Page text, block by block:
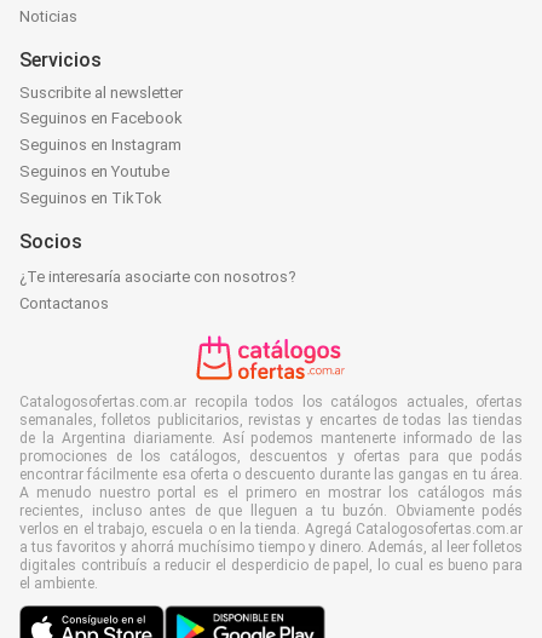
Noticias
Servicios
Suscribite al newsletter
Seguinos en Facebook
Seguinos en Instagram
Seguinos en Youtube
Seguinos en TikTok
Socios
¿Te interesaría asociarte con nosotros?
Contactanos
Catalogosofertas.com.ar recopila todos los catálogos actuales, ofertas
semanales, folletos publicitarios, revistas y encartes de todas las tiendas
de la Argentina diariamente. Así podemos mantenerte informado de las
promociones de los catálogos, descuentos y ofertas para que podás
encontrar fácilmente esa oferta o descuento durante las gangas en tu área.
A menudo nuestro portal es el primero en mostrar los catálogos más
recientes, incluso antes de que lleguen a tu buzón. Obviamente podés
verlos en el trabajo, escuela o en la tienda. Agregá Catalogosofertas.com.ar
a tus favoritos y ahorrá muchísimo tiempo y dinero. Además, al leer folletos
digitales contribuís a reducir el desperdicio de papel, lo cual es bueno para
el ambiente.